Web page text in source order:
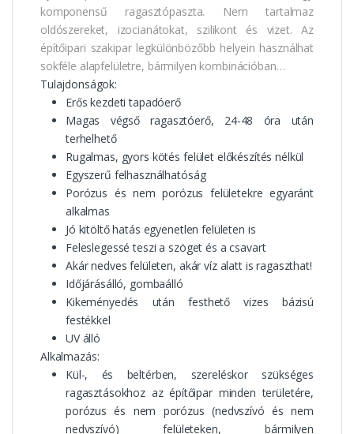
komponensű ragasztópaszta. Nem tartalmaz
oldószereket, izocianátokat, szilikont és vizet. Az
építőipari szakipar legkülönbözőbb helyein használhat
sokféle alapfelületre, bármilyen kombinációban…
Tulajdonságok:
Erős kezdeti tapadóerő
Magas végső ragasztóerő, 24-48 óra után
terhelhető
Rugalmas, gyors kötés felület előkészítés nélkül
Egyszerű felhasználhatóság
Porózus és nem porózus felületekre egyaránt
alkalmas
Jó kitöltő hatás egyenetlen felületen is
Feleslegessé teszi a szöget és a csavart
Akár nedves felületen, akár víz alatt is ragaszthat!
Időjárásálló, gombaálló
Kikeményedés után festhető vizes bázisú
festékkel
UV álló
Alkalmazás:
Kül-, és beltérben, szereléskor szükséges
ragasztásokhoz az építőipar minden területére,
porózus és nem porózus (nedvszívó és nem
nedvszívó) felületeken, bármilyen